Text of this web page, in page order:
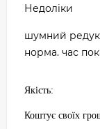
Недоліки
шумний
норма. час
Якість:
Коштує своїх